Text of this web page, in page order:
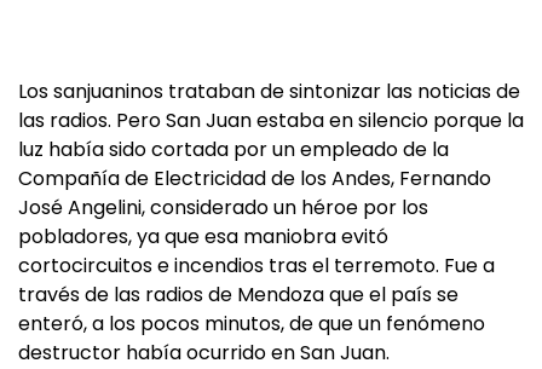
Los sanjuaninos trataban de sintonizar las noticias de
las radios. Pero San Juan estaba en silencio porque la
luz había sido cortada por un empleado de la
Compañía de Electricidad de los Andes, Fernando
José Angelini, considerado un héroe por los
pobladores, ya que esa maniobra evitó
cortocircuitos e incendios tras el terremoto. Fue a
través de las radios de Mendoza que el país se
enteró, a los pocos minutos, de que un fenómeno
destructor había ocurrido en San Juan.